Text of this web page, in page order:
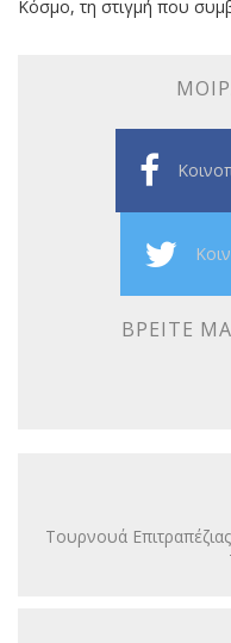
Κόσμο, τη στιγμή που
ΒΡΕΊΤΕ
Τουρνουά